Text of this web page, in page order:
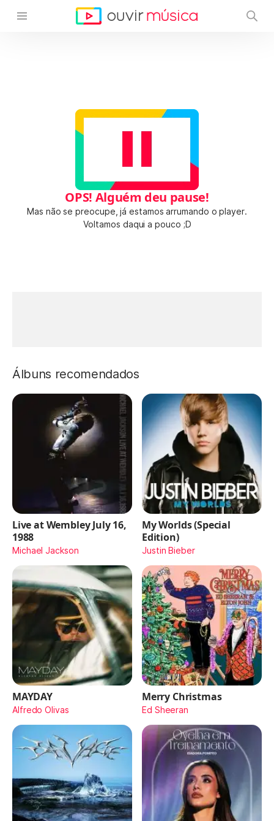
OPS! Alguém deu pause!
Mas não se preocupe, já estamos arrumando o player.
Voltamos daqui a pouco ;D
Álbuns recomendados
Live at Wembley July 16,
1988
Michael Jackson
My Worlds (Special
Edition)
Justin Bieber
MAYDAY
Alfredo Olivas
Merry Christmas
Ed Sheeran